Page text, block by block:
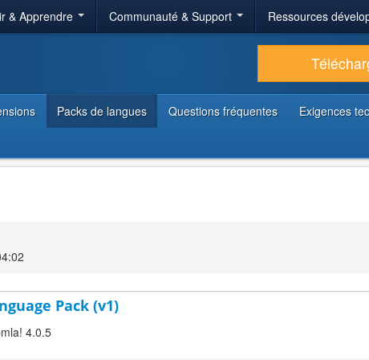
& Apprendre Communauté & Support Ressources
Packs de langues Questions fréquentes Exigences
Pack (v1)
4.0.5